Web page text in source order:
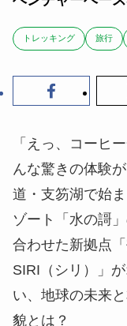
トレッキング 旅行
「えっ、コーヒ
んな驚きの体験
道・支笏湖で始
ゾート「水の謌
合わせた新拠点
SIRI（シリ）」
い、地球の未来
貌とは？